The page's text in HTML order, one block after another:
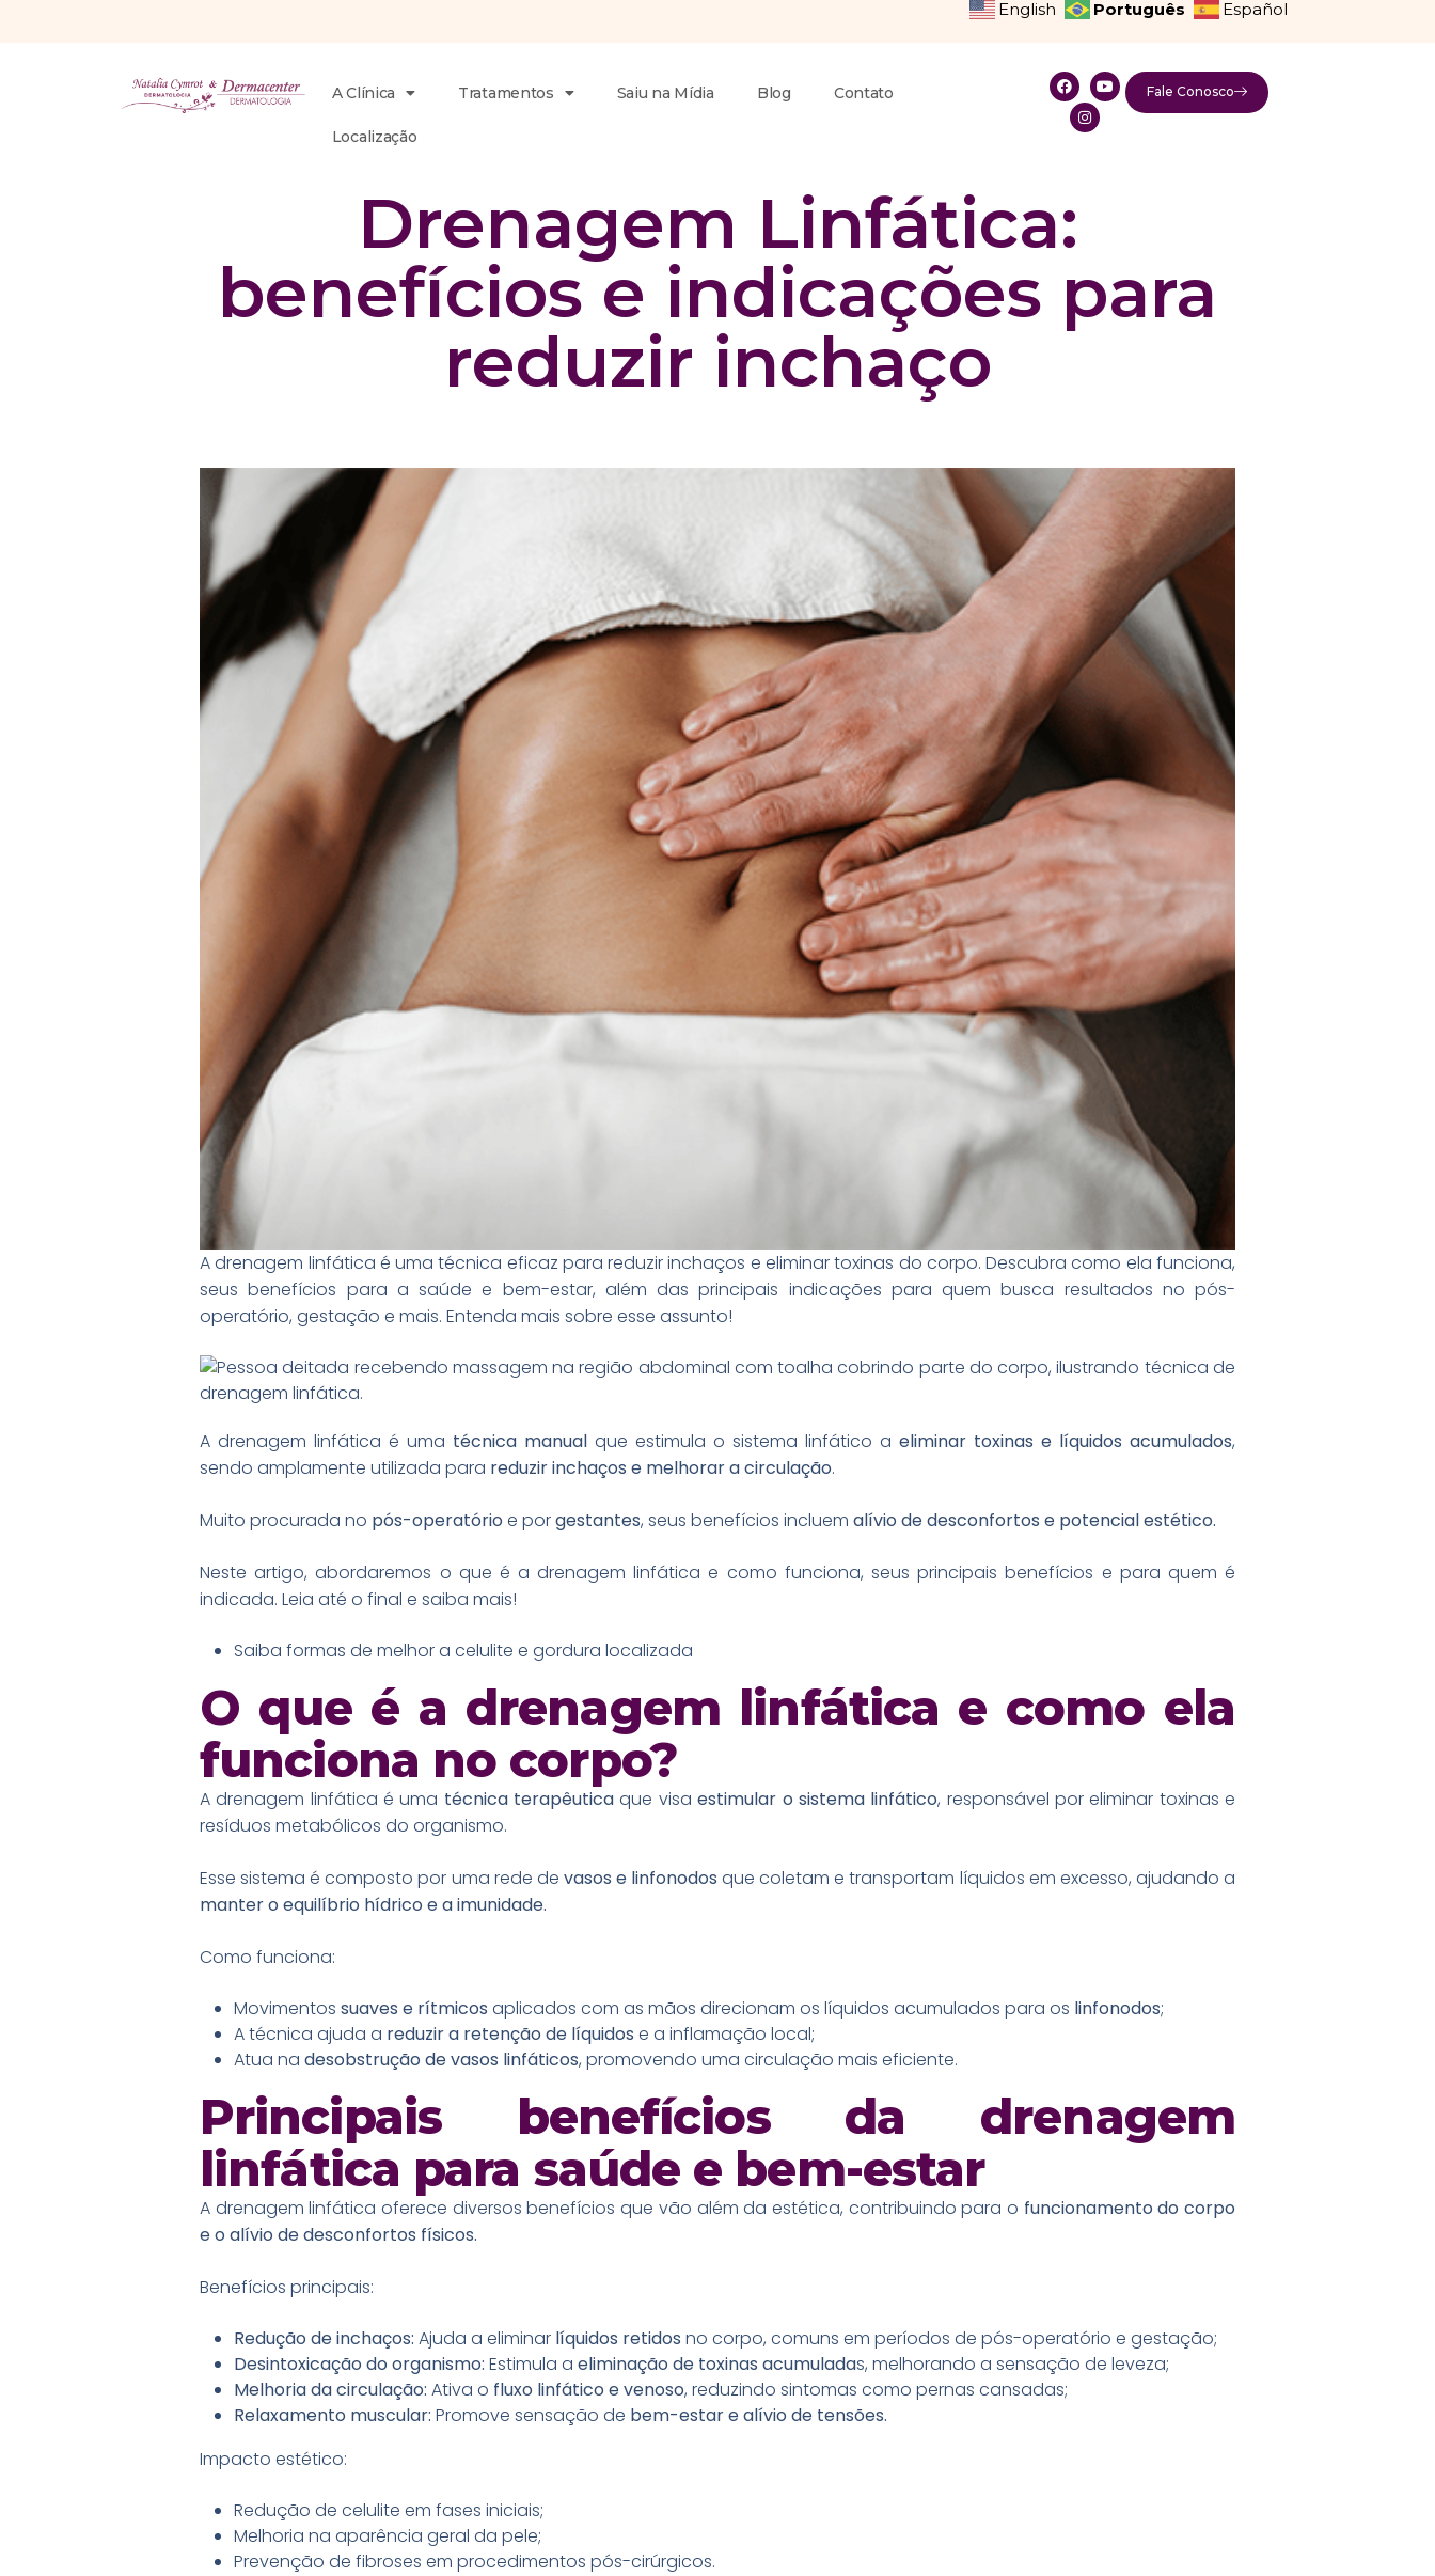
English Português Español
A Clínica Tratamentos Saiu na Mídia Blog Contato
Localização
Fale Conosco
Drenagem Linfática:
benefícios e indicações para
reduzir inchaço
A drenagem linfática é uma técnica eficaz para reduzir inchaços e eliminar toxinas do corpo. Descubra como ela funciona,
seus benefícios para a saúde e bem-estar, além das principais indicações para quem busca resultados no pós-
operatório, gestação e mais. Entenda mais sobre esse assunto!
A drenagem linfática é uma técnica manual que estimula o sistema linfático a eliminar toxinas e líquidos acumulados,
sendo amplamente utilizada para reduzir inchaços e melhorar a circulação.
Muito procurada no pós-operatório e porgestantes, seus benefícios incluem alívio de desconfortos e potencial estético.
Neste artigo, abordaremos o que é a drenagem linfática e como funciona, seus principais benefícios e para quem é
indicada. Leia até o final e saiba mais!
Saiba formas de melhor a celulite e gordura localizada
O que é a drenagem linfática e como ela
funciona no corpo?
A drenagem linfática é uma técnica terapêutica que visaestimular o sistema linfático, responsável por eliminar toxinas e
resíduos metabólicos do organismo.
Esse sistema é composto por uma rede de vasos e linfonodosque coletam e transportam líquidos em excesso, ajudando a
manter o equilíbrio hídrico e a imunidade.
Como funciona:
Movimentos suaves e rítmicos aplicados com as mãos direcionam os líquidos acumulados para os linfonodos;
A técnica ajuda a reduzir a retenção de líquidos e a inflamação local;
Atua na desobstrução de vasos linfáticos, promovendo uma circulação mais eficiente.
Principais benefícios da drenagem
linfática para saúde e bem-estar
A drenagem linfática oferece diversos benefícios que vão além da estética, contribuindo para o funcionamento do corpo
e o alívio de desconfortos físicos.
Benefícios principais:
Redução de inchaços: Ajuda a eliminar líquidos retidos no corpo, comuns em períodos de pós-operatório e gestação;
Desintoxicação do organismo: Estimula a eliminação de toxinas acumuladas, melhorando a sensação de leveza;
Melhoria da circulação: Ativa o fluxo linfático e venoso, reduzindo sintomas como pernas cansadas;
Relaxamento muscular: Promove sensação de bem-estar e alívio de tensões.
Impacto estético:
Redução de celulite em fases iniciais;
Melhoria na aparência geral da pele;
Prevenção de fibroses em procedimentos pós-cirúrgicos.